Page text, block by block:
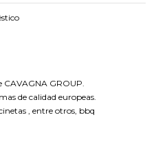
CAVAGNA GROUP.
de calidad europeas.
, entre otros, bbq